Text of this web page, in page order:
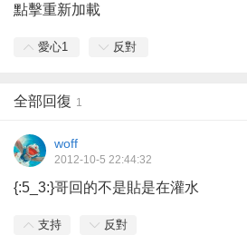
點擊重新加載
愛心1 反對
全部回復 1
woff
2012-10-5 22:44:32
{:5_3:}哥回的不是貼是在灌水
支持 反對